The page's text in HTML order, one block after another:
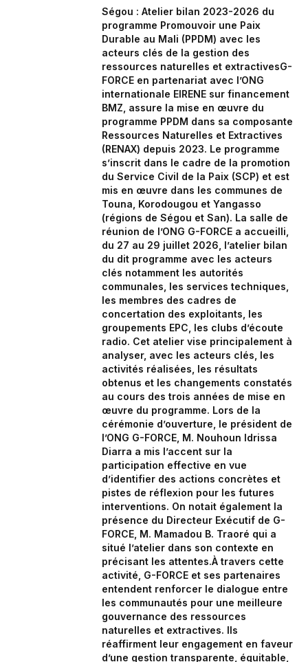
Ségou : Atelier bilan 2023-2026 du
programme Promouvoir une Paix
Durable au Mali (PPDM) avec les
acteurs clés de la gestion des
ressources naturelles et extractivesG-
FORCE en partenariat avec l’ONG
internationale EIRENE sur financement
BMZ, assure la mise en œuvre du
programme PPDM dans sa composante
Ressources Naturelles et Extractives
(RENAX) depuis 2023. Le programme
s’inscrit dans le cadre de la promotion
du Service Civil de la Paix (SCP) et est
mis en œuvre dans les communes de
Touna, Korodougou et Yangasso
(régions de Ségou et San). La salle de
réunion de l’ONG G-FORCE a accueilli,
du 27 au 29 juillet 2026, l’atelier bilan
du dit programme avec les acteurs
clés notamment les autorités
communales, les services techniques,
les membres des cadres de
concertation des exploitants, les
groupements EPC, les clubs d’écoute
radio. Cet atelier vise principalement à
analyser, avec les acteurs clés, les
activités réalisées, les résultats
obtenus et les changements constatés
au cours des trois années de mise en
œuvre du programme. Lors de la
cérémonie d’ouverture, le président de
l’ONG G-FORCE, M. Nouhoun Idrissa
Diarra a mis l’accent sur la
participation effective en vue
d’identifier des actions concrètes et
pistes de réflexion pour les futures
interventions. On notait également la
présence du Directeur Exécutif de G-
FORCE, M. Mamadou B. Traoré qui a
situé l’atelier dans son contexte en
précisant les attentes.À travers cette
activité, G-FORCE et ses partenaires
entendent renforcer le dialogue entre
les communautés pour une meilleure
gouvernance des ressources
naturelles et extractives. Ils
réaffirment leur engagement en faveur
d’une gestion transparente, équitable,